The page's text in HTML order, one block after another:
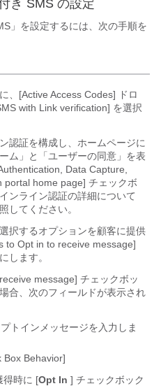
き SMS の設定
」を設定するには、次の手順を
、[Active Access Codes]
ドロ
with Link verification] を選択
認証を構成し、ホームページに
ム」と「ユーザーの同意」を表
Data Capture,
portal home page] チェックボ
ンライン認証の詳細について
してください。
択するオプションを顧客に提供
to Opt in to receive message]
します。
message] チェックボッ
合、次のフィールドが表示され
プトインメッセージを入力しま
Box Behavior]
得時に [Opt In ] チェックボック